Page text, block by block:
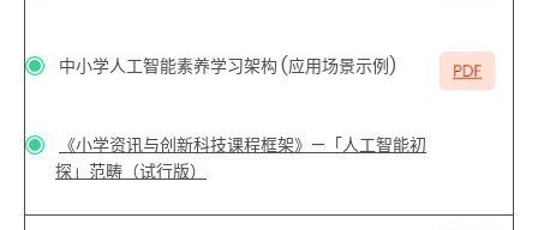
中小学人工智能素养学习架构 (应用场景示例)
《小学资讯与创新科技课程框架》—「人工智能初
探」范畴（试行版）